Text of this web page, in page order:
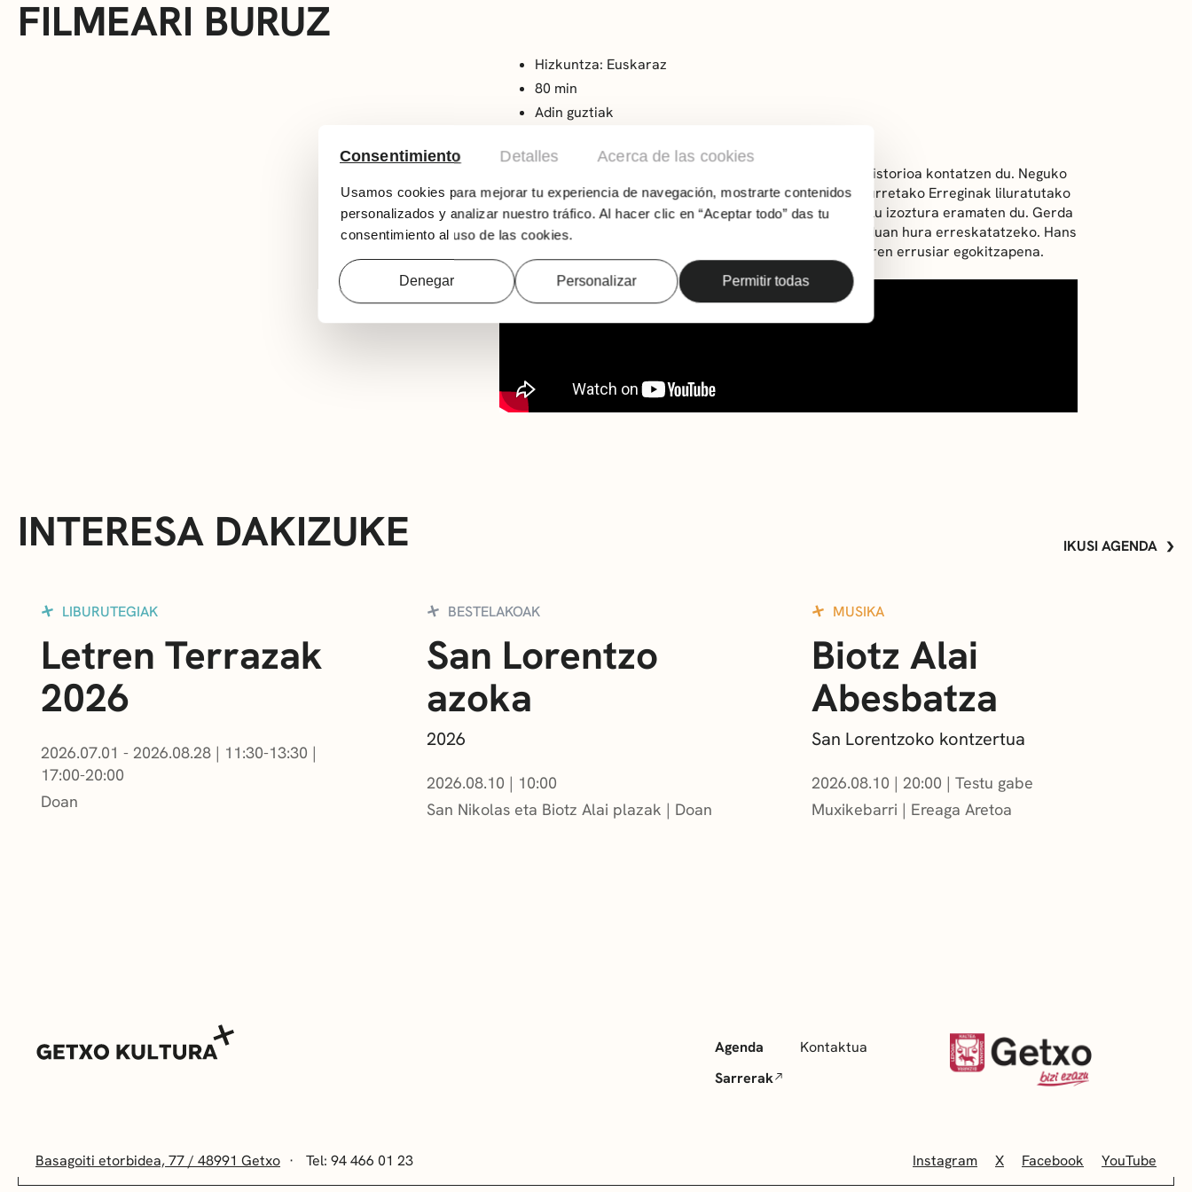
Consentimiento Detalles Acerca de las cookies
Usamos cookies para mejorar tu experiencia de navegación, mostrarte contenidos
personalizados y analizar nuestro tráfico. Al hacer clic en “Aceptar todo” das tu
consentimiento al uso de las cookies.
Denegar Personalizar Permitir todas
FILMEARI BURUZ
Hizkuntza: Euskaraz
80 min
Adin guztiak
Kay eta Gerda haurren arteko adiskidetasun handi baten istorioa kontatzen du. Neguko
egun hotz batean, Kay txikiak zauri bat du begi batean, Elurretako Erreginak liluratutako
kristal zati batek eragindakoa, eta Ipar Poloko bere gaztelu izoztura eramaten du. Gerda
bere lagun leialak bidaia luze eta magiko bat egiten du orduan hura erreskatatzeko. Hans
Christian Andersenen ‘Elurretako erregina’ ipuin ezagunaren errusiar egokitzapena.
INTERESA DAKIZUKE IKUSI AGENDA
LIBURUTEGIAK
Letren Terrazak
2026
2026.07.01 - 2026.08.28 | 11:30-13:30 |
17:00-20:00
Doan
BESTELAKOAK
San Lorentzo
azoka
2026
2026.08.10 | 10:00
San Nikolas eta Biotz Alai plazak
Doan
MUSIKA
Biotz Alai
Abesbatza
San Lorentzoko kontzertua
2026.08.10 | 20:00
Testu gabe
Muxikebarri | Ereaga Aretoa
Agenda
Sarrerak
Kontaktua
Basagoiti etorbidea, 77 / 48991 Getxo Tel: 94 466 01 23 Instagram X Facebook YouTube